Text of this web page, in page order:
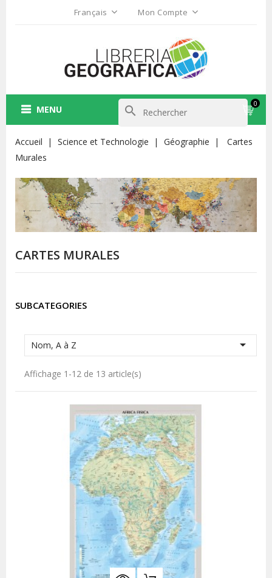
Français Mon Compte
0
MENU search
Accueil Science et Technologie Géographie
Cartes
Murales
CARTES MURALES
SUBCATEGORIES
Nom, A à Z 
Affichage 1-12 de 13 article(s)